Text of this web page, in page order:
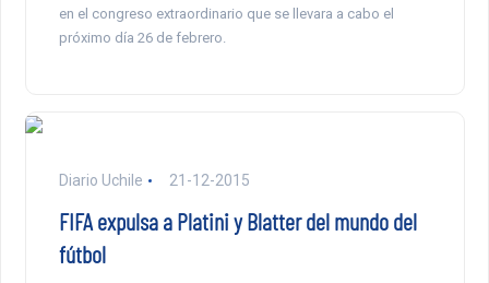
en el congreso extraordinario que se llevara a cabo el
próximo día 26 de febrero.
Diario Uchile 21-12-2015
FIFA expulsa a Platini y Blatter del mundo del
fútbol